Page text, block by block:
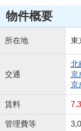
物件概要
所在地 東
交通
北
京
京
賃料
管理費等